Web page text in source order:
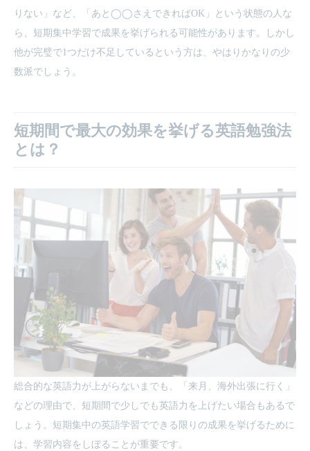
りない」など、「あと◯◯さえできればOK」という状態の人な
ら、短期集中学習で成果を挙げられる可能性があります。しかし
他が完璧で1つだけ不足しているという方は、やはりかなりの少
数派でしょう。
短期間で最大の効果を挙げる英語勉強法
とは？
総合的な英語力が上がらないまでも、「来月、海外出張に行く」
などの理由で、短期間で少しでも英語力を上げたい場合もあるで
しょう。短期集中の英語学習でできる限りの成果を挙げるために
は、学習内容をしぼることが重要です。